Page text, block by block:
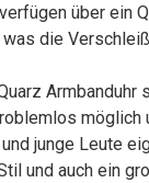
über
die
junge Leute
und auch ein